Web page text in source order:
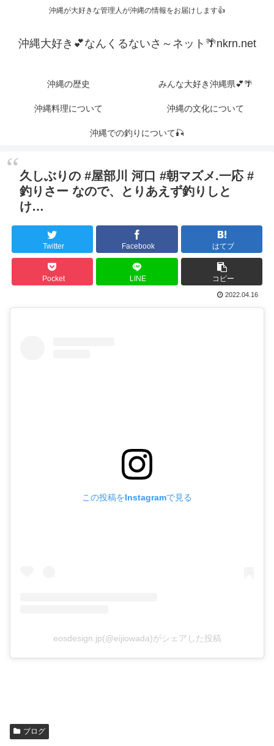
沖縄が大好きな管理人が沖縄の情報をお届けします👍
沖縄大好き💕なんくるないさ～ネット🌴nkrn.net
沖縄の歴史 みんな大好き沖縄県💕🌴
沖縄料理について 沖縄の文化について
沖縄での釣りについて🎣
久しぶりの #屋部川 河口 #朝マズメ.一応 #
釣りさー なので、とりあえず釣りしと
け…
Twitter Facebook はてブ
Pocket LINE コピー
2022.04.16
この投稿をInstagramで見る
eosdesign.jp(@eijiowada)がシェアした投稿
ブログ